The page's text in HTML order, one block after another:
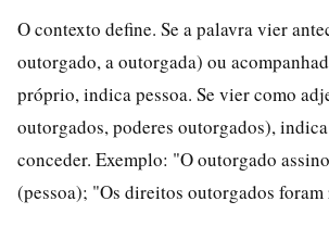
O contexto define. Se a palavra vier
outorgado, a outorgada) ou
próprio, indica pessoa. Se vier como
outorgados, poderes outorgados),
conceder. Exemplo: "O outorgado
(pessoa); "Os direitos outorgados